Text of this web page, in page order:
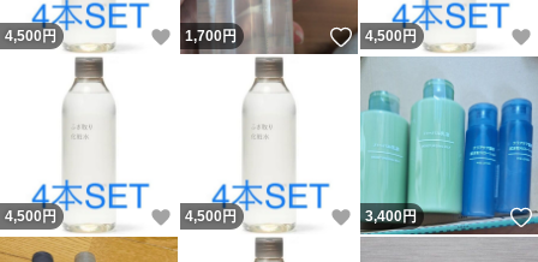
4,500 円 いいね！
1,700円 いいね！
4,500 円
4,500 円 いいね！
4,500 円 いいね！
3,400円